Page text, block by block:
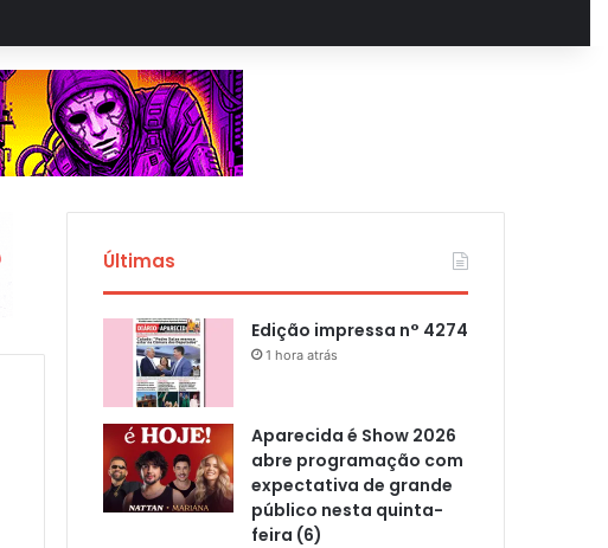
Últimas
Edição impressa n° 4274
1 hora atrás
Aparecida é Show 2026
abre programação com
expectativa de grande
público nesta quinta-
feira (6)